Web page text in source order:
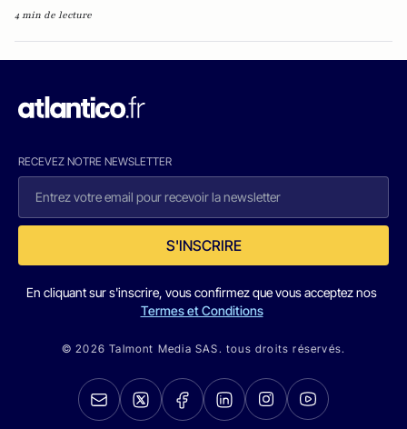
4 min de lecture
RECEVEZ NOTRE NEWSLETTER
S'INSCRIRE
En cliquant sur s'inscrire, vous confirmez que vous acceptez nos
Termes et Conditions
© 2026 Talmont Media SAS. tous droits réservés.